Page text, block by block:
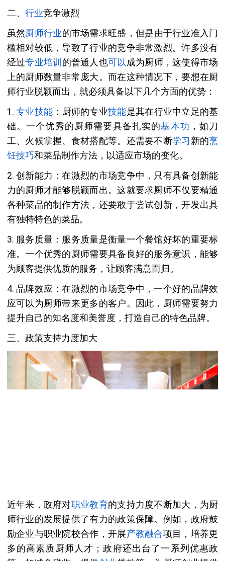
二、 行业竞争激烈
虽然厨师行业的市场需求旺盛，但是由于行业准入门
槛相对较低，导致了行业的竞争非常激烈。许多没有
经过专业培训 的普通人也可以成为厨师，这使得市场
上的厨师数量非常庞大。而在这种情况下，要想在厨
师行业脱颖而出，就必须具备以下几个方面的优势：
1.专业技能 ：厨师的专业技能是其在行业中立足的基
础。一个优秀的厨师需要具备扎实的基本功 ，如刀
工、火候掌握、食材搭配等。还需要不断学习新的烹
饪技巧和菜品制作方法，以适应市场的变化。
2. 创新能力：在激烈的市场竞争中，只有具备创新能
力的厨师才能够脱颖而出。这就要求厨师不仅要精通
各种菜品的制作方法，还要敢于尝试创新，开发出具
有独特特色的菜品。
3. 服务质量：服务质量是衡量一个餐馆好坏的重要标
准。一个优秀的厨师需要具备良好的服务意识，能够
为顾客提供优质的服务，让顾客满意而归。
4. 品牌效应：在激烈的市场竞争中，一个好的品牌效
应可以为厨师带来更多的客户。因此，厨师需要努力
提升自己的知名度和美誉度，打造自己的特色品牌。
三、政策支持力度加大
近年来，政府对职业教育的支持力度不断加大，为厨
师行业的发展提供了有力的政策保障。例如，政府鼓
励企业与职业院校合作，开展产教融合项目，培养更
多的高素质厨师人才；政府还出台了一系列优惠政